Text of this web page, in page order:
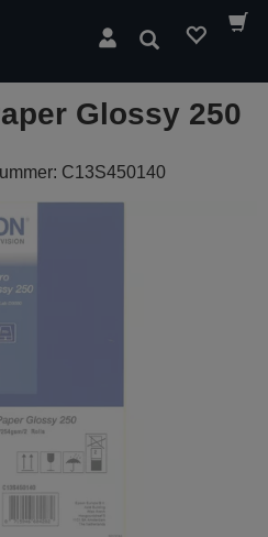
Suchen
Glossy 250
C13S450140